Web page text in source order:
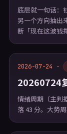
底层就一句话：
另一个方向抽出
断「现在这波钱
2026-07-24 ·
20260724
情绪周期（主判
落 43 分。大势